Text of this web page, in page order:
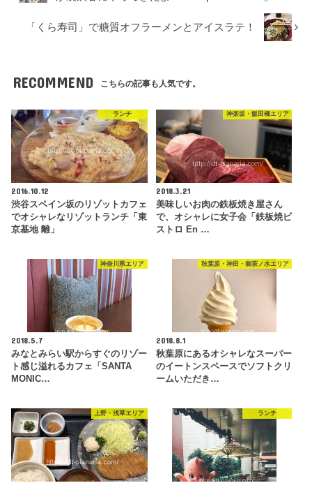
「くら寿司」で糖質オフラーメンとアイスラテ！
RECOMMEND こちらの記事も人気です。
ランチ
2016.10.12
渋谷スペイン坂のリゾットカフェ
でオシャレなリゾットランチ「東
京基地 離」
神楽坂・飯田橋エリア
2018.3.21
美味しいお肉の鉄板焼き屋さん
で、オシャレに女子会「鉄板焼ビ
ストロ En …
神奈川県エリア
2018.5.7
みなとみらい駅からすぐのリゾー
ト感じ溢れるカフェ「SANTA
MONIC…
秋葉原・神田・御茶ノ水エリア
2018.8.1
秋葉原にあるオシャレなスーパー
のイートンスペースでソフトクリ
ームいただき…
上野・浅草エリア ランチ